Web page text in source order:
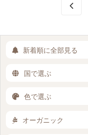
新着順に全部見る
国で選ぶ
色で選ぶ
オーガニック